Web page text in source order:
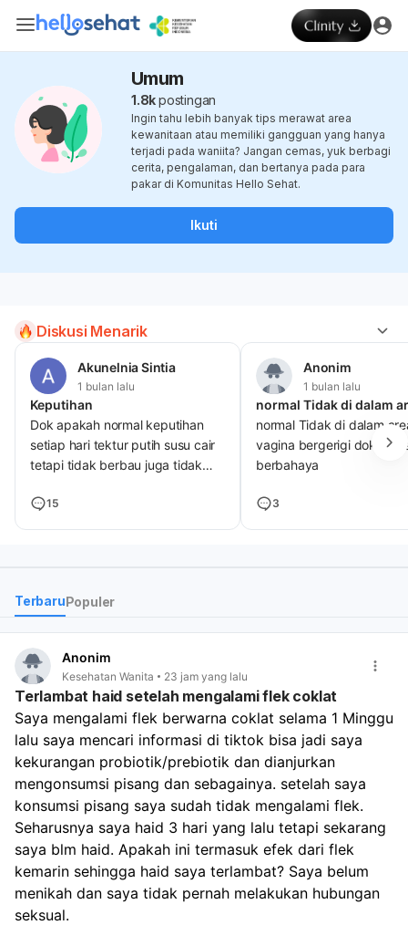
Umum
1.8kpostingan
Ingin tahu lebih banyak tips merawat area
kewanitaan atau memiliki gangguan yang hanya
terjadi pada waniita? Jangan cemas, yuk berbagi
cerita, pengalaman, dan bertanya pada para
pakar di Komunitas Hello Sehat.
Ikuti
Diskusi Menarik
Akunelnia Sintia
1 bulan lalu
Keputihan
Dok apakah normal keputihan
setiap hari tektur putih susu cair
tetapi tidak berbau juga tidak
15
Anonim
1 bulan lalu
normal Tidak di dalam
vagina bergerigi dok?
berbahaya
3
TerbaruPopuler
Anonim
Kesehatan Wanita 23 jam yang lalu
Terlambat haid setelah mengalami flek coklat
Saya mengalami flek berwarna coklat selama 1 Minggu
lalu saya mencari informasi di tiktok bisa jadi saya
kekurangan probiotik/prebiotik dan dianjurkan
mengonsumsi pisang dan sebagainya. setelah saya
konsumsi pisang saya sudah tidak mengalami flek.
Seharusnya saya haid 3 hari yang lalu tetapi sekarang
saya blm haid. Apakah ini termasuk efek dari flek
kemarin sehingga haid saya terlambat? Saya belum
menikah dan saya tidak pernah melakukan hubungan
seksual.